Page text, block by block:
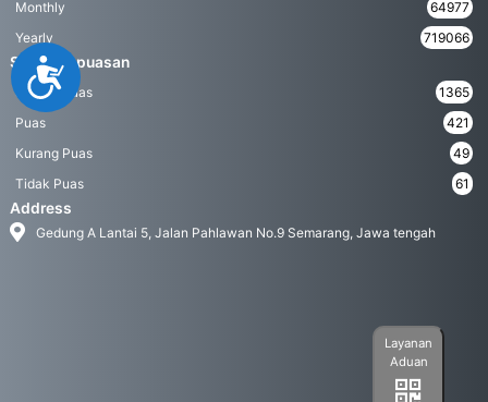
Accessibility
Monthly
64977
Yearly
719066
Survei Kepuasan
Sangat Puas
1365
Puas
421
Kurang Puas
49
Tidak Puas
61
Address
Gedung A Lantai 5, Jalan Pahlawan No.9 Semarang, Jawa tengah
Layanan
Aduan